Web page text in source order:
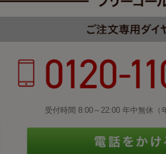
受付時間 8:00～22:00 年中無休（